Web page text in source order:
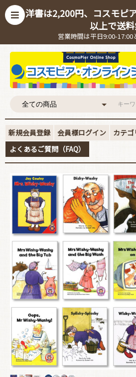
洋書は2,200円、コスモピ
以上で送
営業時間は平日9:00-17:00
新規会員登録 会員様ログイン
カテ
よくあるご質問（FAQ）